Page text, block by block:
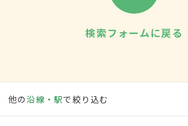
検索フォームに戻る
他の沿線・駅で絞り込む